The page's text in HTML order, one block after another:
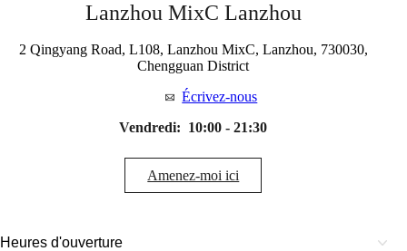
Lanzhou MixC Lanzhou
2 Qingyang Road, L108, Lanzhou MixC, Lanzhou, 730030,
Chengguan District
Écrivez-nous
Vendredi: 10:00 - 21:30
Amenez-moi ici
Heures d'ouverture